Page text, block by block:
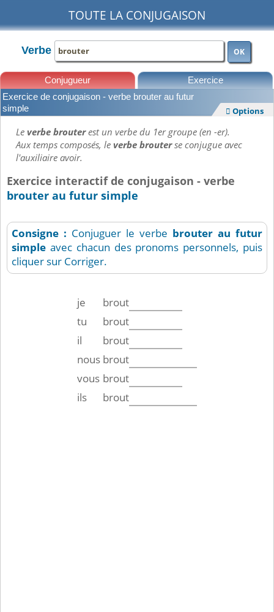
TOUTE LA CONJUGAISON
Verbe OK
Conjugueur Exercice
Exercice de conjugaison - verbe brouter au futur
simple
 Options
Leverbe brouterest un verbe du 1er groupe (en -er).
Aux temps composés, leverbe brouterse conjugue avec
l'auxiliaire avoir.
Exercice interactif de conjugaison - verbe
brouter au futur simple
Consigne : Conjuguer le verbe brouter au futur
simple avec chacun des pronoms personnels, puis
cliquer sur Corriger.
je
brout
tu
brout
il
brout
nous brout
vous brout
ils
brout